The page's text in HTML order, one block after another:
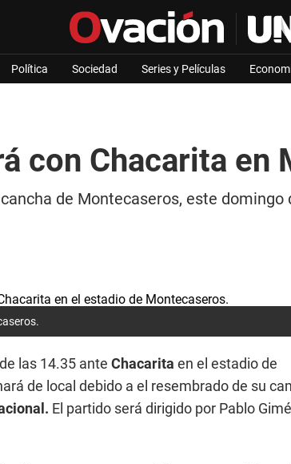
Política Sociedad Series y Películas
con Chacarita en
de Montecaseros, este
las 14.35 ante Chacarita en el estadio de
de local debido a el resembrado de su
El partido será dirigido por Pablo